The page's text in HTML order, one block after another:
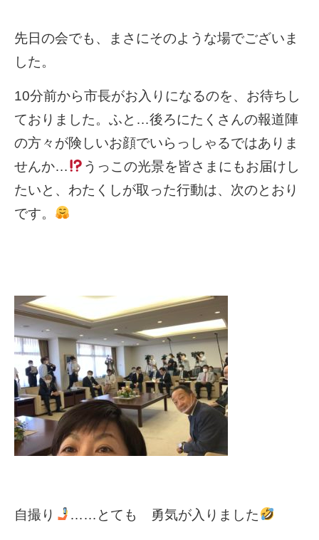
先日の会でも、まさにそのような場でございま
した。
10分前から市長がお入りになるのを、お待ちし
ておりました。ふと…後ろにたくさんの報道陣
の方々が険しいお顔でいらっしゃるではありま
せんか…
うっこの光景を皆さまにもお届けし
たいと、わたくしが取った行動は、次のとおり
です。
自撮り ……とても 勇気が入りました